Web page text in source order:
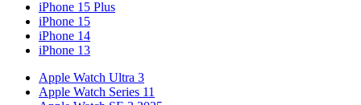
iPhone 15 Plus
iPhone 15
iPhone 14
iPhone 13
Apple Watch Ultra 3
Apple Watch Series 11